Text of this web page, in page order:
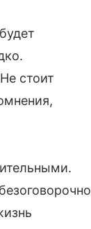
стоит